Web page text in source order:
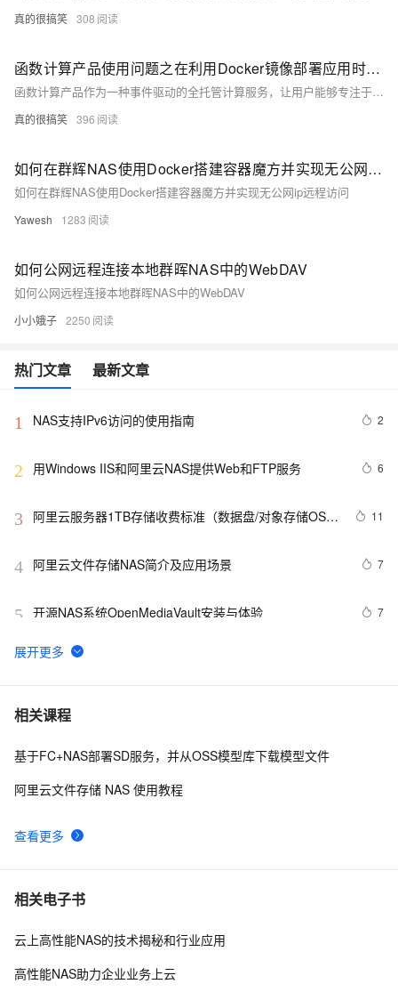
真的很搞笑 308
函数计算产品使用问题之在利用Docker镜像部署应用时，容器内的应用如何能访问函数计算配置的NAS挂载
函数计算产品作为一种事件驱动的全托管计算服务，让用户能够专注于业务逻辑的编写，而无需关心底层服务器的管理与运维。你可以有效地利用函数计算产品来支撑各类应用场景，从简单的数据处理到复杂的业务逻辑，实现快速、高效、低成本的云上部署与运维。以下是一些关于使用函数计算产品的合集和要点，帮助你更好地理解和应用这一服务。
真的很搞笑 396
如何在群辉NAS使用Docker搭建容器魔方并实现无公网ip远程访问
如何在群辉NAS使用Docker搭建容器魔方并实现无公网ip远程访问
Yawesh 1283
如何公网远程连接本地群晖NAS中的WebDAV
如何公网远程连接本地群晖NAS中的WebDAV
小小娥子 2250
热门文章 最新文章
1 NAS支持IPv6访问的使用指南 2
2 用Windows IIS和阿里云NAS提供Web和FTP服务 6
3
阿里云服务器1TB存储收费标准（数据盘/对象存储OSS/
11
4 阿里云文件存储NAS简介及应用场景 7
5 开源NAS系统OpenMediaVault安装与体验 7
6 如何在Kubernetes集群动态使用 NAS 持久卷
7 阿里云 Serverless 应用引擎（SAE）发布 v1.2.0，支持
8 Windows容器使用阿里云NAS SMB文件系统做持久化存
相关课程
查看更多
基于FC+NAS部署SD服务，并从OSS模型库下载模型文件
阿里云文件存储 NAS 使用教程
相关电子书
云上高性能NAS的技术揭秘和行业应用
高性能NAS助力企业业务上云